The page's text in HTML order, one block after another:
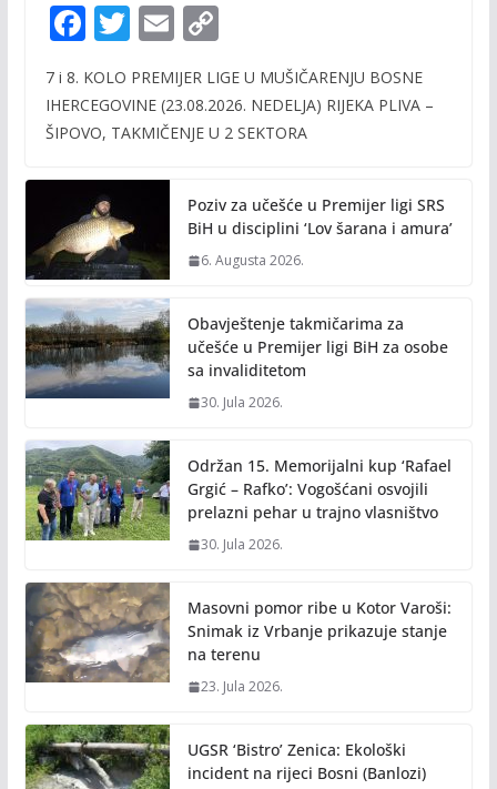
F
e
b
o
k
T
itt
er
E
ai
l
C
p
y
n
k
7 i 8. KOLO PREMIJER LIGE U MUŠIČARENJU BOSNE
IHERCEGOVINE (23.08.2026. NEDELJA) RIJEKA PLIVA –
ŠIPOVO, TAKMIČENJE U 2 SEKTORA
Poziv za učešće u Premijer ligi SRS
BiH u disciplini ‘Lov šarana i amura’
6. Augusta 2026.
Obavještenje takmičarima za
učešće u Premijer ligi BiH za osobe
sa invaliditetom
30. Jula 2026.
Održan 15. Memorijalni kup ‘Rafael
Grgić – Rafko’: Vogošćani osvojili
prelazni pehar u trajno vlasništvo
30. Jula 2026.
Masovni pomor ribe u Kotor Varoši:
Snimak iz Vrbanje prikazuje stanje
na terenu
23. Jula 2026.
UGSR ‘Bistro’ Zenica: Ekološki
incident na rijeci Bosni (Banlozi)